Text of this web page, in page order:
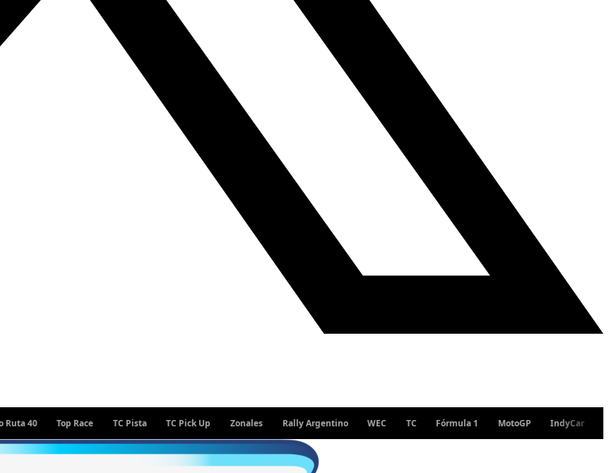
Top Race TC Pista TC Pick Up Zonales Rally Argentino WEC TC Fórmula 1 MotoGP IndyCar WRC